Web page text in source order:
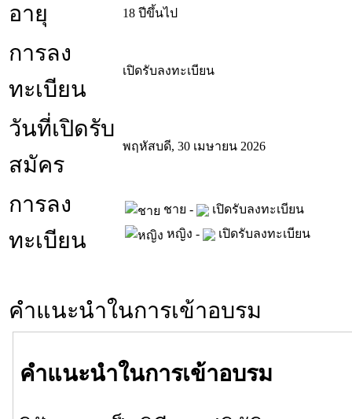
อายุ 18 ปีขึ้นไป
การลง
ทะเบียน
เปิดรับลงทะเบียน
วันที่เปิดรับ
สมัคร
พฤหัสบดี, 30 เมษายน 2026
การลง
ทะเบียน
ชาย -
เปิดรับลงทะเบียน
หญิง -
เปิดรับลงทะเบียน
คำแนะนำในการเข้าอบรม
คำแนะนำในการเข้าอบรม